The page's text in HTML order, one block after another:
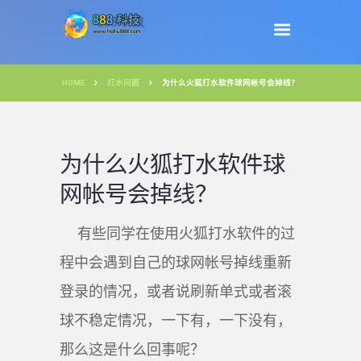
HOME 打水问题 为什么火狐打水软件球网帐号会掉线？
为什么火狐打水软件球
网帐号会掉线？
有些同学在使用火狐打水软件的过
程中会遇到自己的球网帐号掉线重新
登录的情况，或者说刷新单式或者滚
球不稳定情况，一下有，一下没有，
那么这是什么回事呢？